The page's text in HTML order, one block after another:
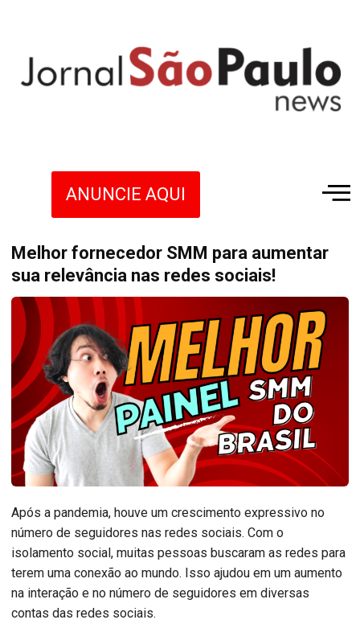
ANUNCIE AQUI
Melhor fornecedor SMM para aumentar
sua relevância nas redes sociais!
Após a pandemia, houve um crescimento expressivo no
número de seguidores nas redes sociais. Com o
isolamento social, muitas pessoas buscaram as redes para
terem uma conexão ao mundo. Isso ajudou em um aumento
na interação e no número de seguidores em diversas
contas das redes sociais.